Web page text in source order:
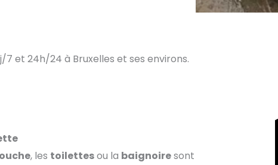
et 24h/24 à Bruxelles et ses environs.
, les toilettesou la baignoiresont